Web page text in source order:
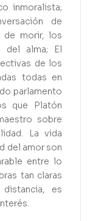
inmoralista;
de
de morir, los
del alma; El
de los
todas en
parlamento
que Platón
sobre
La vida
del amor son
entre lo
tan claras
es